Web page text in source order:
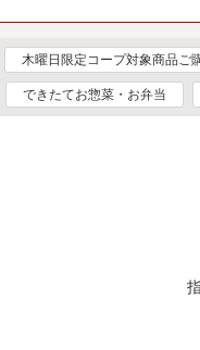
木曜日限定コープ対象商品ご
できたてお惣菜・お弁当